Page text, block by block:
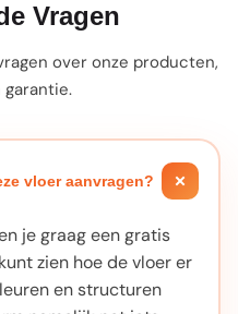
Vragen
over onze producten,
garantie.
vloer aanvragen?
je graag een gratis
zien hoe de vloer er
en structuren